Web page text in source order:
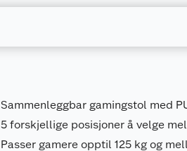
Sammenleggbar gamingstol med
5 forskjellige posisjoner å velge
Passer gamere opptil 125 kg og